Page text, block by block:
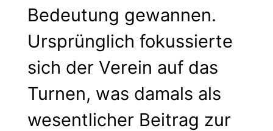
Bedeutung gewannen.
Ursprünglich fokussierte
sich der Verein auf das
Turnen, was damals als
wesentlicher Beitrag zur